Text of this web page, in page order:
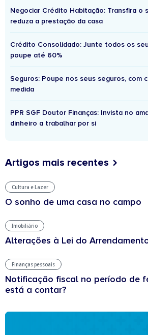
Negociar Crédito Habitação: Transfira o
reduza a prestação da casa
Crédito Consolidado: Junte todos os
poupe até 60%
Seguros: Poupe nos seus seguros, com
medida
PPR SGF Doutor Finanças: Invista no
dinheiro a trabalhar por si
Artigos mais recentes
Cultura e Lazer
O sonho de uma casa no campo
Imobiliário
Alterações à Lei do
Finanças pessoais
Notificação fiscal no período de
está a contar?